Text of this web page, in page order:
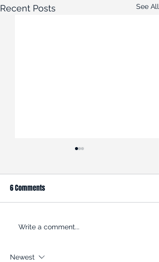
Recent Posts See All
ROADBLOCK: Kroger is trying
to halt its $24.6B acquisition
6 Comments
Write a comment...
Newest